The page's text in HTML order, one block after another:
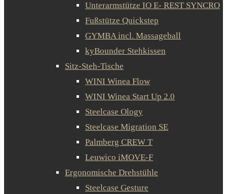
Unterarmstütze IO E- REST SYNCRO
Fußstütze Quickstep
GYMBA incl. Massageball
kyBounder Stehkissen
Sitz-Steh-Tische
WINI Winea Flow
WINI Winea Start Up 2.0
Steelcase Ology
Steelcase Migration SE
Palmberg CREW T
Leuwico iMOVE-F
Ergonomische Drehstühle
Steelcase Gesture